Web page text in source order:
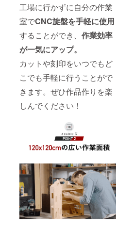
工場に行かずに自分の作業
室でCNC旋盤を手軽に使用
することができ、 作業効率
が一気にアップ。
カットや刻印をいつでもど
こでも手軽に行うことがで
きます。ぜひ作品作りを楽
しんでください！